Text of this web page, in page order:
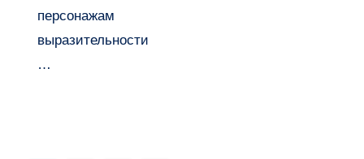
персонажам
выразительности
…